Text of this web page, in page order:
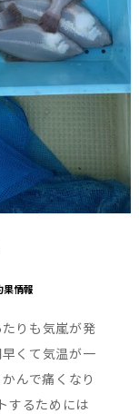
果情報
りも気嵐が発
くて気温が一
んで痛くなり
するためには